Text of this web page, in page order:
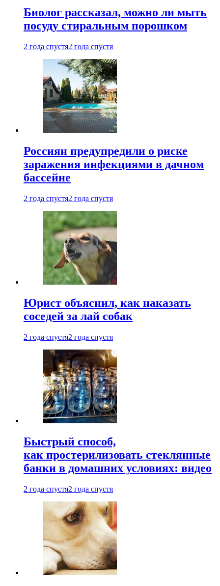
Биолог рассказал, можно ли мыть
посуду стиральным порошком
2 года спустя2 года спустя
Россиян предупредили о риске
заражения инфекциями в дачном
бассейне
2 года спустя2 года спустя
Юрист объяснил, как наказать
соседей за лай собак
2 года спустя2 года спустя
Быстрый способ,
как простерилизовать стеклянные
банки в домашних условиях: видео
2 года спустя2 года спустя